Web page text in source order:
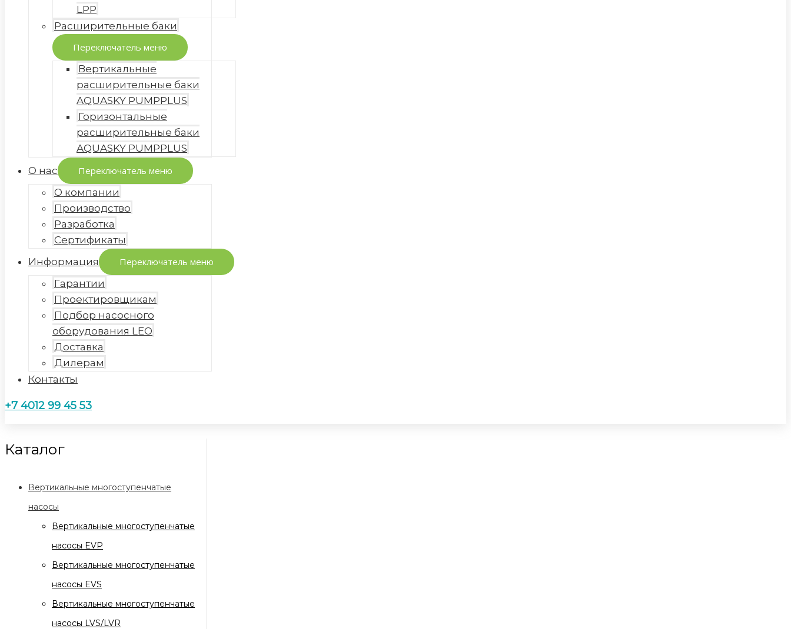
LPP
Расширительные баки
Переключатель меню
Вертикальные
расширительные баки
AQUASKY PUMPPLUS
Горизонтальные
расширительные баки
AQUASKY PUMPPLUS
О нас
Переключатель меню
О компании
Производство
Разработка
Сертификаты
Информация
Переключатель меню
Гарантии
Проектировщикам
Подбор насосного
оборудования LEO
Доставка
Дилерам
Контакты
+7 4012 99 45 53
Каталог
Вертикальные многоступенчатые
насосы
Вертикальные многоступенчатые
насосы EVP
Вертикальные многоступенчатые
насосы EVS
Вертикальные многоступенчатые
насосы LVS/LVR